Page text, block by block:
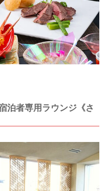
泊者専用ラウンジ《さ